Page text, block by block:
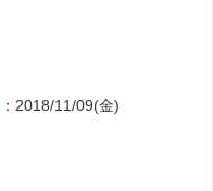
：2018/11/09(金)